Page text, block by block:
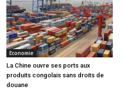
Economie
La Chine ouvre ses ports aux
produits congolais sans droits de
douane